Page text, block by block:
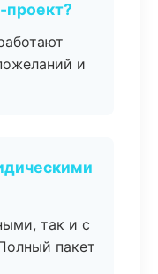
проект?
и
так и с
пакет